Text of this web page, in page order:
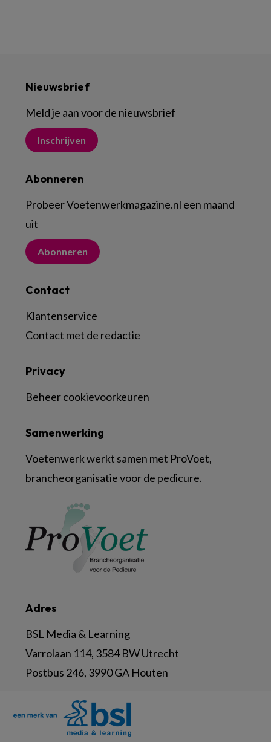
Nieuwsbrief
Meld je aan voor de nieuwsbrief
Inschrijven
Abonneren
Probeer Voetenwerkmagazine.nl een maand
uit
Abonneren
Contact
Klantenservice
Contact met de redactie
Adres
BSL Media & Learning
Varrolaan 114, 3584 BW Utrecht
Postbus 246, 3990 GA Houten
Samenwerking
Voetenwerk werkt samen met ProVoet,
brancheorganisatie voor de pedicure.
Privacy
Beheer cookievoorkeuren